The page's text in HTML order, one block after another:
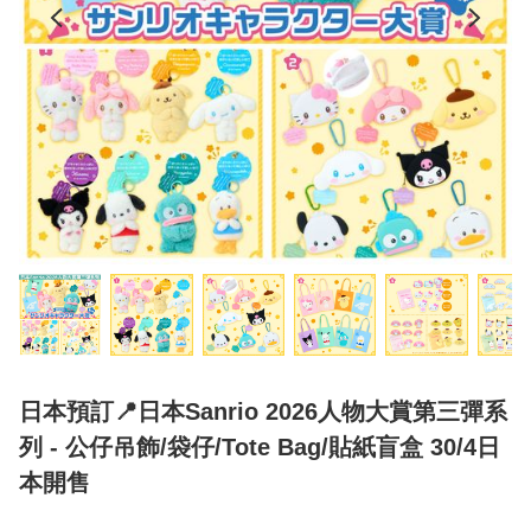
日本預訂📍日本Sanrio 2026人物大賞第三彈系
列 - 公仔吊飾/袋仔/Tote Bag/貼紙盲盒 30/4日
本開售